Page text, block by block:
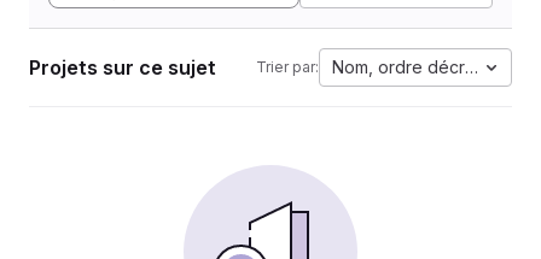
Projets sur ce sujet Trier par: Nom, ordre décroissant